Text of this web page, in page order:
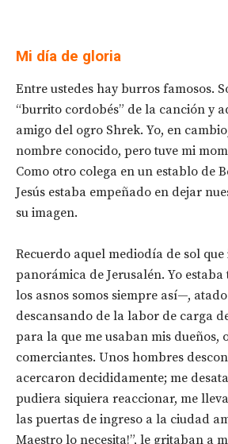
Mi día de gloria
Entre ustedes hay burros famosos.
“burrito cordobés” de la canción y
amigo del ogro Shrek. Yo, en
nombre conocido, pero tuve mi
Como otro colega en un establo de
Jesús estaba empeñado en dejar
su imagen.
Recuerdo aquel mediodía de sol
panorámica de Jerusalén. Yo
los asnos somos siempre así—,
descansando de la labor de carga
para la que me usaban mis dueños,
comerciantes. Unos hombres
acercaron decididamente; me
pudiera siquiera reaccionar, me
las puertas de ingreso a la ciudad
Maestro lo necesita!”, le gritaban a